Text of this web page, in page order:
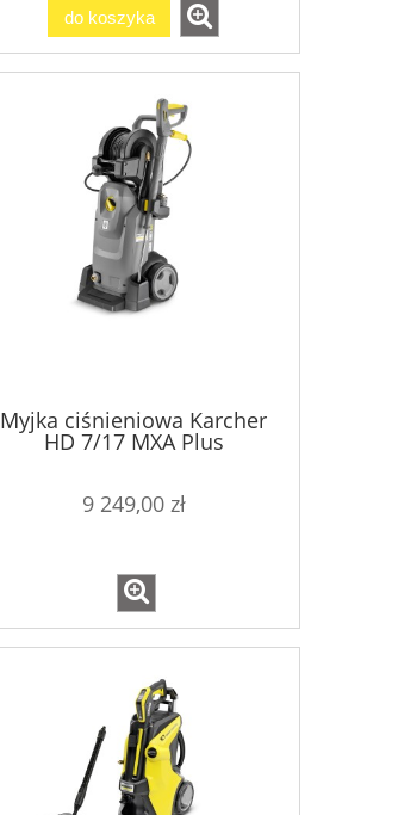
do koszyka
do koszyka
Myjka ciśnieniowa Karcher
HD 7/17 MXA Plus
9 249,00 zł